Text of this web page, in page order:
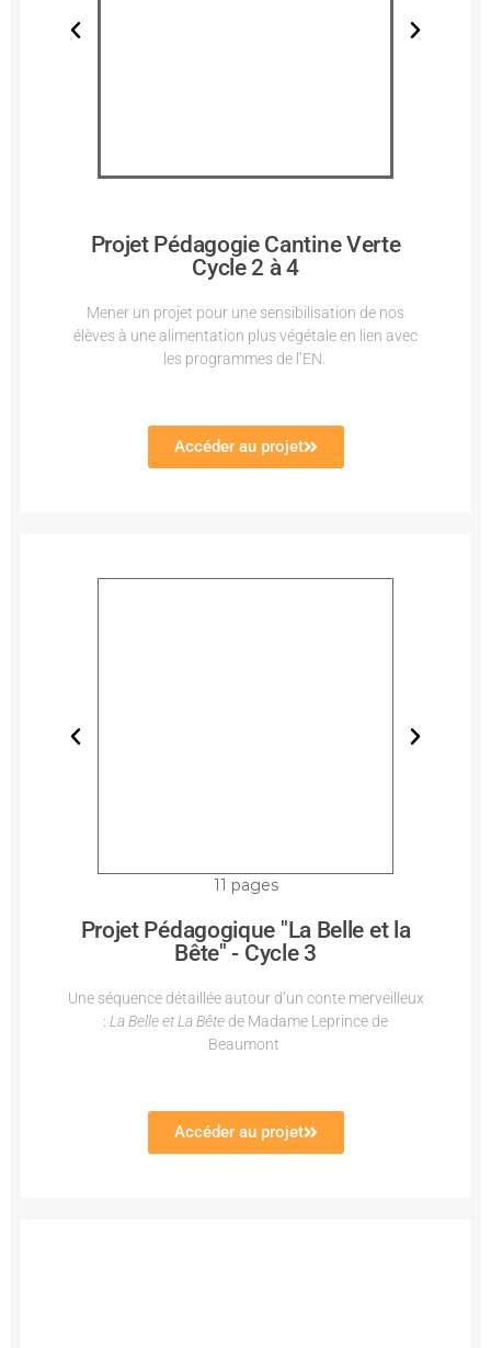
Projet Pédagogie Cantine Verte
Cycle 2 à 4
Mener un projet pour une sensibilisation de nos
élèves à une alimentation plus végétale en lien avec
les programmes de l’EN.
Accéder au projet
11 pages
Projet Pédagogique "La Belle et la
Bête" - Cycle 3
Une séquence détaillée autour d’un conte merveilleux
: La Belle et La Bête de Madame Leprince de
Beaumont
Accéder au projet